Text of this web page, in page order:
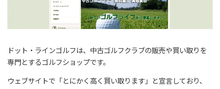
ドット・ラインゴルフは、中古ゴルフクラブの販売や買い取りを
専門とするゴルフショップです。
ウェブサイトで「とにかく高く買い取ります」と宣言しており、